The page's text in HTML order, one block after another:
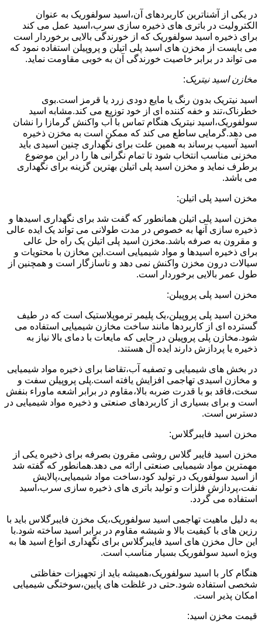
در یکی از آشناترین کاربردهای آن،اسید سولفوریک به عنوان
الکترولیت در باتری های ذخیره سازی سرب،اسید عمل می کند
برای ذخیره اسید سولفوریک که از خورندگی بالایی برخوردار است
می بایست از مخزن های اسید پلی اتیلن و پروپیلن استفاده نمود که
می تواند در برابر خاصیت خورندگی آن به خوبی مقاومت نماید.
مخازن اسید نیتریک:
اسید نیتریک بدون رنگ یا مایع دودی زرد یا قرمز است.بوی
خطرناک،تند و خفه کننده ای از خود توزیع می کند.مشابه اسید
سولفوریک،اسید نیتریک هنگام تماس با آب واکنش گرمازا را نشان
می دهد.گرمایی ساطع می کند که ممکن است به مخزن ذخیره
اسید آسیب برساند به همین علت برای نگهداری چنین اسیدی باید
مخزنی مناسب انتخاب شود تا تمام نگرانی ها را در این موضوع
برطرف نماید و مخزن اسید پلی اتیلن بهترین گزینه برای نگهداری
می باشد.
مخزن اسید پلی اتیلن:
مخزن اسید پلی اتیلن همانطور که گفت شد برای نگهداری اسیدها و
ذخیره سازی آنها به خصوص در مدت طولانی می تواند یک ایده عالی
و مقرون به صرفه باشد.مخزن اسید پلی اتیلن یک راه حل عالی
برای ذخیره اسیدها و مواد شیمیایی است.این مخازن با محتویات و
سیالات درون مخزن واکنش نمی دهد و ناسازگار است و همچنین از
طول عمر بالایی برخوردار است.
مخزن اسید پلی پروپیلن:
مخزن اسید پلی پروپیلن،یک پلیمر ترموپلاستیک است که در طیف
گسترده ای از کاربردها مانند ساخت مخازن شیمیایی استفاده می
شود.مخازن پلی پروپیلن در جایی که مایعات با دمای بالا نیاز به
ذخیره یا پردازش دارند ایده آل هستند.
در بخش های شیمیایی و تصفیه آب،تقاضا برای ذخیره مواد شیمیایی
و مخازن اسیدی تهاجمی افزایش یافته است.پلی پروپیلن سفت و
سخت،فاقد بو با قدرت ضربه بالا،مقاوم در برابر اشعه ماوراء بنفش
است و برای بسیاری از کاربردهای صنعتی و ذخیره مواد شیمیایی در
دسترس است.
مخزن اسید فایبرگلاس:
مخزن اسید فایبر گلاس روشی مقرون بصرفه برای ذخیره یکی از
مهمترین مواد شیمیایی صنعتی ارائه می دهد.همانطور که گفته شد
از اسید سولفوریک در تولید کود،ساخت مواد شیمیایی،پالایش
نفت،پردازش فلزات و تولید باتری های ذخیره سازی سرب،اسید
استفاده می گردد.
به دلیل ماهیت تهاجمی اسید سولفوریک،یک مخزن فایبرگلاس باید با
رزین های با کیفیت بالا و شیشه مقاوم در برابر اسید ساخته شود.با
این حال مخزن های اسید فایبرگلاس برای نگهداری انواع اسید ها به
ویژه اسید سولفوریک بسیار مناسب است.
هنگام کار با اسید سولفوریک،همیشه باید از تجهیزات حفاظتی
شخصی استفاده شود.حتی در غلظت های پایین،سوختگی شیمیایی
امکان پذیر است.
قیمت مخزن اسید: